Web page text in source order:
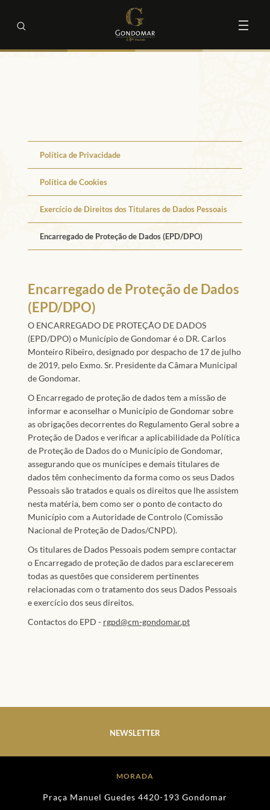
Política de Privacidade
Política de Cookies
Exercício de Direitos dos Titulares de Dados Pessoais
Encarregado de Proteção de Dados (EPD/DPO)
Encarregado de Proteção de Dados
(EPD/DPO)
O ENCARREGADO DE PROTEÇÃO DE DADOS
(EPD/DPO) o Município de Gondomar é o DR. Carlos
Monteiro Ribeiro, designado por despacho de 17 de julho
de 2019, pelo Exmo. Sr. Presidente da Câmara Municipal
de Gondomar.
O Encarregado de proteção de dados tem a missão de
informar e aconselhar o Município de Gondomar sobre
as obrigações decorrentes do Regulamento Geral sobre a
Proteção de Dados e verificar a aplicabilidade da Política
de Proteção de Dados do o Município de Gondomar,
assegurando que os munícipes e demais titulares de
dados têm conhecimento da forma como os seus Dados
Pessoais são tratados e quais os direitos que lhe assistem
nesta matéria, bem como ser o ponto de contacto do
Município com a Autoridade de Controlo (Comissão
Nacional de Proteção de Dados/CNPD).
Os titulares de Dados Pessoais podem sempre contactar
o Encarregado de proteção de dados para esclarecerem
todas as questões que considerem pertinentes
relacionadas com o tratamento dos seus Dados Pessoais
e exercício dos seus direitos.
Contactos do EPD - rgpd@cm-gondomar.pt
NEWSLETTER
MORADA
Praça Manuel Guedes 4420-193 Gondomar